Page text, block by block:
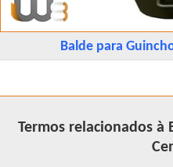
Balde para
Termos relacionados à